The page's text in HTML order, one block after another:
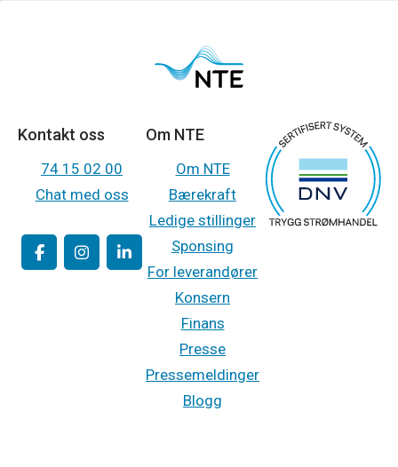
Kontakt oss
74 15 02 00
Chat med oss
Om NTE
Om NTE
Bærekraft
Ledige stillinger
Sponsing
For leverandører
Konsern
Finans
Presse
Pressemeldinger
Blogg